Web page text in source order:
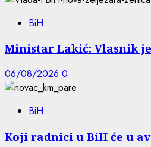
BiH
Ministar Lakić: Vlasnik
06/08/2026 0
BiH
Koji radnici u BiH će u